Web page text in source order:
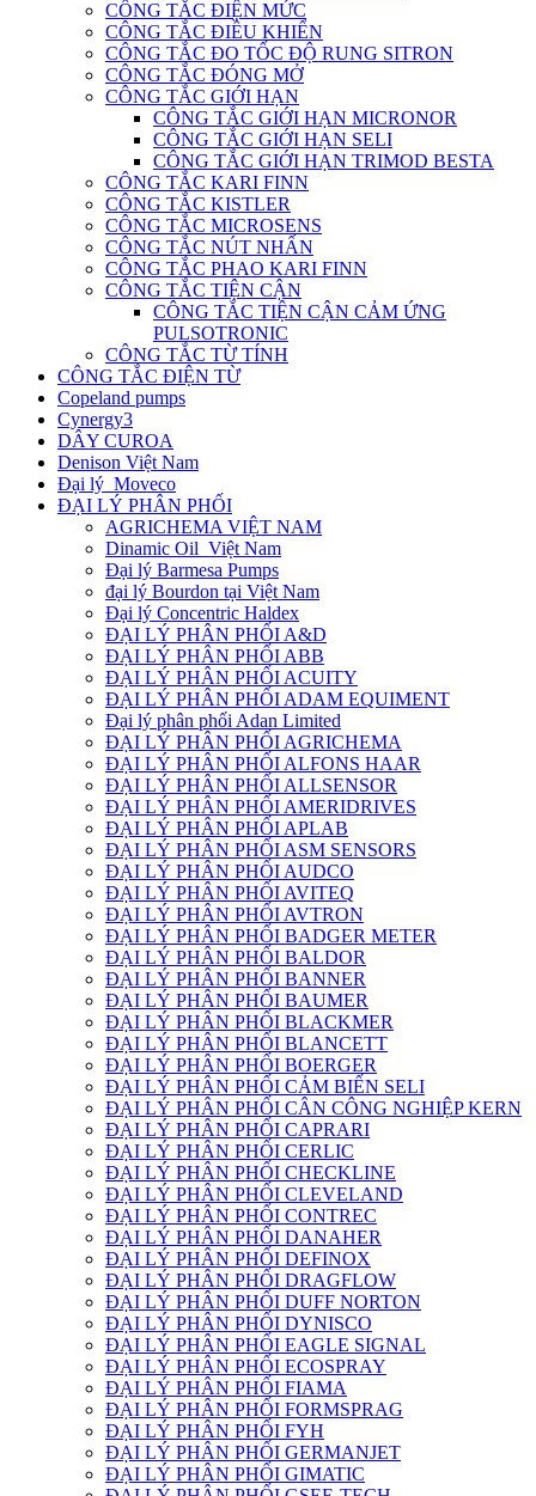
CÔNG TẮC ĐIỆN MỨC
CÔNG TẮC ĐIỀU KHIỂN
CÔNG TẮC ĐO TỐC ĐỘ RUNG SITRON
CÔNG TẮC ĐÓNG MỞ
CÔNG TẮC GIỚI HẠN
CÔNG TẮC GIỚI HẠN MICRONOR
CÔNG TẮC GIỚI HẠN SELI
CÔNG TẮC GIỚI HẠN TRIMOD BESTA
CÔNG TẮC KARI FINN
CÔNG TẮC KISTLER
CÔNG TẮC MICROSENS
CÔNG TẮC NÚT NHẤN
CÔNG TẮC PHAO KARI FINN
CÔNG TẮC TIỆN CẬN
CÔNG TẮC TIỆN CẬN CẢM ỨNG
PULSOTRONIC
CÔNG TẮC TỪ TÍNH
CÔNG TẮC ĐIỆN TỪ
Copeland pumps
Cynergy3
DÂY CUROA
Denison Việt Nam
Đại lý Moveco
ĐẠI LÝ PHÂN PHỐI
AGRICHEMA VIỆT NAM
Dinamic Oil Việt Nam
Đại lý Barmesa Pumps
đại lý Bourdon tại Việt Nam
Đại lý Concentric Haldex
ĐẠI LÝ PHÂN PHỐI A&D
ĐẠI LÝ PHÂN PHỐI ABB
ĐẠI LÝ PHÂN PHỐI ACUITY
ĐẠI LÝ PHÂN PHỐI ADAM EQUIMENT
Đại lý phân phối Adan Limited
ĐẠI LÝ PHÂN PHỐI AGRICHEMA
ĐẠI LÝ PHÂN PHỐI ALFONS HAAR
ĐẠI LÝ PHÂN PHỐI ALLSENSOR
ĐẠI LÝ PHÂN PHỐI AMERIDRIVES
ĐẠI LÝ PHÂN PHỐI APLAB
ĐẠI LÝ PHÂN PHỐI ASM SENSORS
ĐẠI LÝ PHÂN PHỐI AUDCO
ĐẠI LÝ PHÂN PHỐI AVITEQ
ĐẠI LÝ PHÂN PHỐI AVTRON
ĐẠI LÝ PHÂN PHỐI BADGER METER
ĐẠI LÝ PHÂN PHỐI BALDOR
ĐẠI LÝ PHÂN PHỐI BANNER
ĐẠI LÝ PHÂN PHỐI BAUMER
ĐẠI LÝ PHÂN PHỐI BLACKMER
ĐẠI LÝ PHÂN PHỐI BLANCETT
ĐẠI LÝ PHÂN PHỐI BOERGER
ĐẠI LÝ PHÂN PHỐI CẢM BIẾN SELI
ĐẠI LÝ PHÂN PHỐI CÂN CÔNG NGHIỆP KERN
ĐẠI LÝ PHÂN PHỐI CAPRARI
ĐẠI LÝ PHÂN PHỐI CERLIC
ĐẠI LÝ PHÂN PHỐI CHECKLINE
ĐẠI LÝ PHÂN PHỐI CLEVELAND
ĐẠI LÝ PHÂN PHỐI CONTREC
ĐẠI LÝ PHÂN PHỐI DANAHER
ĐẠI LÝ PHÂN PHỐI DEFINOX
ĐẠI LÝ PHÂN PHỐI DRAGFLOW
ĐẠI LÝ PHÂN PHỐI DUFF NORTON
ĐẠI LÝ PHÂN PHỐI DYNISCO
ĐẠI LÝ PHÂN PHỐI EAGLE SIGNAL
ĐẠI LÝ PHÂN PHỐI ECOSPRAY
ĐẠI LÝ PHÂN PHỐI FIAMA
ĐẠI LÝ PHÂN PHỐI FORMSPRAG
ĐẠI LÝ PHÂN PHỐI FYH
ĐẠI LÝ PHÂN PHỐI GERMANJET
ĐẠI LÝ PHÂN PHỐI GIMATIC